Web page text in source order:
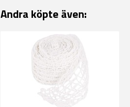
Andra köpte även: